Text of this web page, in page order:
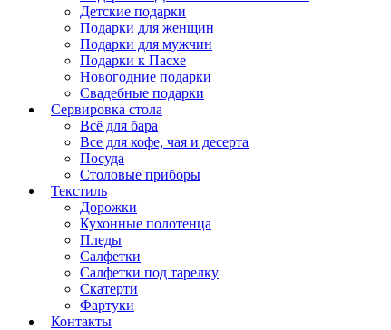
Детские подарки
Подарки для женщин
Подарки для мужчин
Подарки к Пасхе
Новогодние подарки
Свадебные подарки
Сервировка стола
Всё для бара
Все для кофе, чая и десерта
Посуда
Столовые приборы
Текстиль
Дорожки
Кухонные полотенца
Пледы
Салфетки
Салфетки под тарелку
Скатерти
Фартуки
Контакты